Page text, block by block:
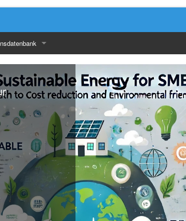
& Verkauf
& Produktivität